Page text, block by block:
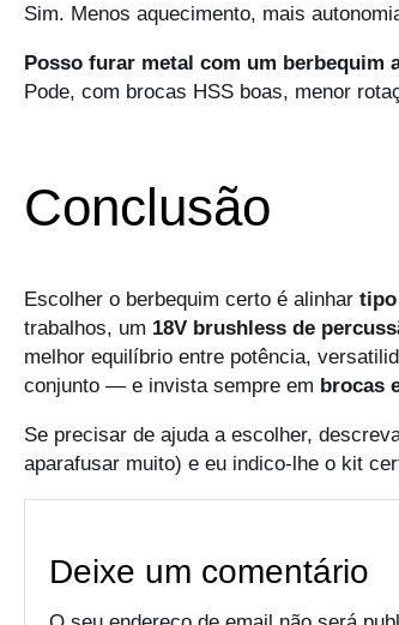
Sim. Menos aquecimento, mais
Posso furar metal com um berbequim
Pode, com brocas HSS boas, menor
Conclusão
Escolher o berbequim certo é alinhar tipo
trabalhos, um 18V brushless de
melhor equilíbrio entre potência,
conjunto — e invista sempre em brocas
Se precisar de ajuda a escolher,
aparafusar muito) e eu indico-lhe o kit
Deixe um comentário